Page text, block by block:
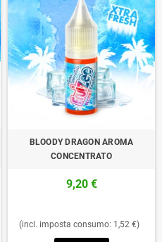
BLOODY DRAGON AROMA
CONCENTRATO
9,20 €
(incl. imposta consumo: 1,52 €)